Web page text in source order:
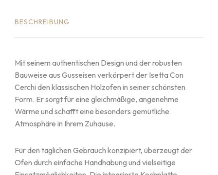
BESCHREIBUNG
Mit seinem authentischen Design und der robusten
Bauweise aus Gusseisen verkörpert der Isetta Con
Cerchi den klassischen Holzofen in seiner schönsten
Form. Er sorgt für eine gleichmäßige, angenehme
Wärme und schafft eine besonders gemütliche
Atmosphäre in Ihrem Zuhause.
Für den täglichen Gebrauch konzipiert, überzeugt der
Ofen durch einfache Handhabung und vielseitige